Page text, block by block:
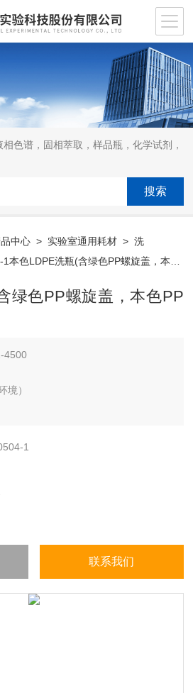
色谱，固相萃取，样品瓶，化学试剂，
中心 > 实验室通用耗材 >洗
本色LDPE洗瓶(含绿色PP螺旋盖，本色
绿色PP螺旋盖，本色PP
4500
境）
1
联系我们